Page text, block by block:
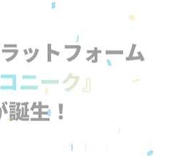
ットフォーム
ニーク』
誕生！